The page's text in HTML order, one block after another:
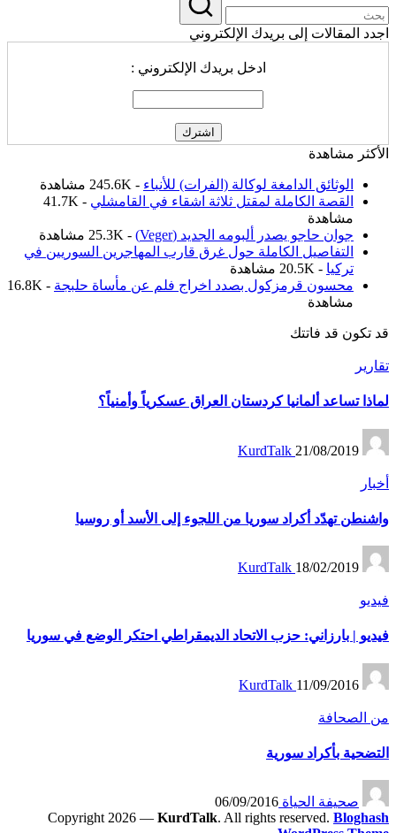
اجدد المقالات إلى بريدك الإلكتروني
ادخل بريدك الإلكتروني :
الأكثر مشاهدة
الوثائق الدامغة لوكالة (الفرات) للأنباء - 245.6K مشاهدة
القصة الكاملة لمقتل ثلاثة اشقاء في القامشلي
- 41.7K
مشاهدة
جوان حاجو يصدر ألبومه الجديد (Veger)
- 25.3K مشاهدة
التفاصيل الكاملة حول غرق قارب المهاجرين السوريين في
تركيا - 20.5K مشاهدة
محسون قرمزكول بصدد اخراج فلم عن مأساة حلبجة
- 16.8K
مشاهدة
قد تكون قد فاتتك
نُشر
تقارير
لماذا تساعد ألمانيا كردستان العراق عسكرياً وأمنياً؟
تمّ
النشر
KurdTalk 21/08/2019
نُشر
أخبار
واشنطن تهدّد أكراد سوريا من اللجوء إلى الأسد أو روسيا
تمّ
النشر
KurdTalk 18/02/2019
نُشر
فيديو
فيديو | بارزاني: حزب الاتحاد الديمقراطي احتكر الوضع في سوريا
تمّ
النشر
KurdTalk 11/09/2016
نُشر
من الصحافة
التضحية بأكراد سورية
تمّ
النشر
بواسطة
صحيفة الحياة 06/09/2016
Copyright 2026 — KurdTalk. All rights reserved. Bloghash